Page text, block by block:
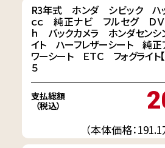
R3年式 ホンダ シビック ハッ
ｃｃ 純正ナビ フルセグ ＤＶ
ｈ バックカメラ ホンダセンシ
イト ハーフレザーシート 純
ワーシート ＥＴＣ フォグライト【
５
支払総額
（税込）
（本体価格：191.1